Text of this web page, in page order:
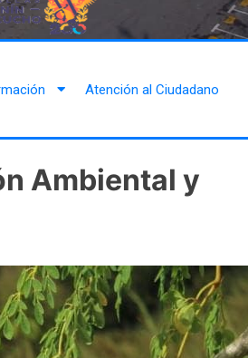
Atención al Ciudadano
Ambiental y